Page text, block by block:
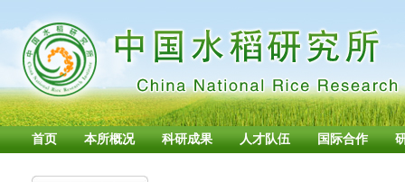
首页 本所概况 科研成果 人才队伍 国际合作